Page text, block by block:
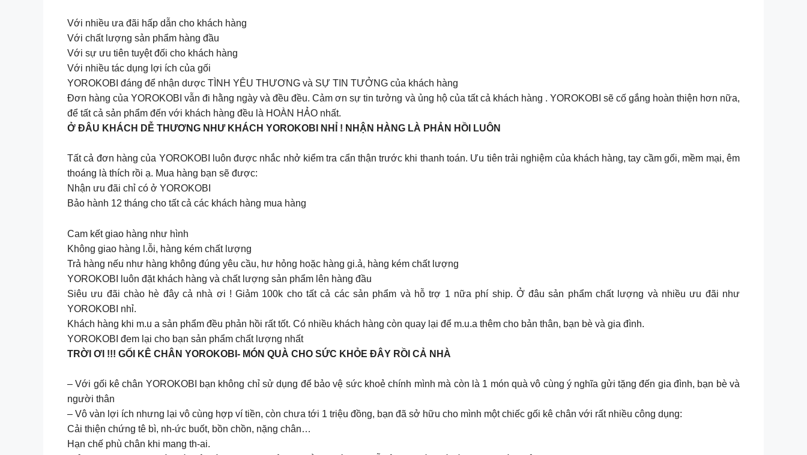
Với nhiều ưa đãi hấp dẫn cho khách hàng
Với chất lượng sản phẩm hàng đầu
Với sự ưu tiên tuyệt đối cho khách hàng
Với nhiều tác dụng lợi ích của gối
YOROKOBI đáng để nhận dược TÌNH YÊU THƯƠNG và SỰ TIN TƯỞNG của khách hàng
Đơn hàng của YOROKOBI vẫn đi hằng ngày và đều đều. Cảm ơn sự tin tưởng và ủng hộ của tất cả khách hàng . YOROKOBI sẽ cố gắng hoàn thiện hơn nữa,
để tất cả sản phẩm đến với khách hàng đều là HOÀN HẢO nhất.
Ở ĐÂU KHÁCH DỄ THƯƠNG NHƯ KHÁCH YOROKOBI NHỈ ! NHẬN HÀNG LÀ PHẢN HỒI LUÔN
Tất cả đơn hàng của YOROKOBI luôn được nhắc nhở kiểm tra cẩn thận trước khi thanh toán. Ưu tiên trải nghiệm của khách hàng, tay cầm gối, mềm mại, êm
thoáng là thích rồi ạ. Mua hàng bạn sẽ được:
Nhận ưu đãi chỉ có ở YOROKOBI
Bảo hành 12 tháng cho tất cả các khách hàng mua hàng
Cam kết giao hàng như hình
Không giao hàng l.ỗi, hàng kém chất lượng
Trả hàng nếu như hàng không đúng yêu cầu, hư hỏng hoặc hàng gi.ả, hàng kém chất lượng
YOROKOBI luôn đặt khách hàng và chất lượng sản phẩm lên hàng đầu
Siêu ưu đãi chào hè đây cả nhà ơi ! Giảm 100k cho tất cả các sản phẩm và hỗ trợ 1 nữa phí ship. Ở đâu sản phẩm chất lượng và nhiều ưu đãi như
YOROKOBI nhỉ.
Khách hàng khi m.u a sản phẩm đều phản hồi rất tốt. Có nhiều khách hàng còn quay lại để m.u.a thêm cho bản thân, bạn bè và gia đình.
YOROKOBI đem lại cho bạn sản phẩm chất lượng nhất
TRỜI ƠI !!! GỐI KÊ CHÂN YOROKOBI- MÓN QUÀ CHO SỨC KHỎE ĐÂY RỒI CẢ NHÀ
– Với gối kê chân YOROKOBI bạn không chỉ sử dụng để bảo vệ sức khoẻ chính mình mà còn là 1 món quà vô cùng ý nghĩa gửi tặng đến gia đình, bạn bè và
người thân
– Vô vàn lợi ích nhưng lại vô cùng hợp ví tiền, còn chưa tới 1 triệu đồng, bạn đã sở hữu cho mình một chiếc gối kê chân với rất nhiều công dụng:
Cải thiện chứng tê bì, nh-ức buốt, bồn chồn, nặng chân…
Hạn chế phù chân khi mang th-ai.